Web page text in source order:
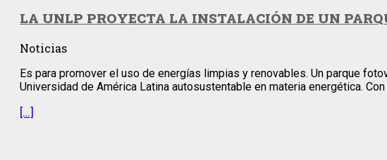
LA UNLP PROYECTA LA INSTALACIÓN DE UN
Noticias
Es para promover el uso de energías limpias y renovables. Un parque
Universidad de América Latina autosustentable en materia energética.
[…]